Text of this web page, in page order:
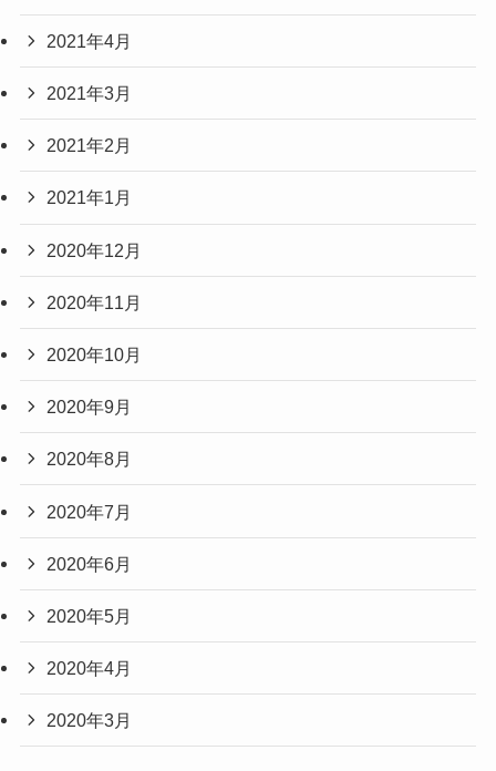
2021年4月
2021年3月
2021年2月
2021年1月
2020年12月
2020年11月
2020年10月
2020年9月
2020年8月
2020年7月
2020年6月
2020年5月
2020年4月
2020年3月